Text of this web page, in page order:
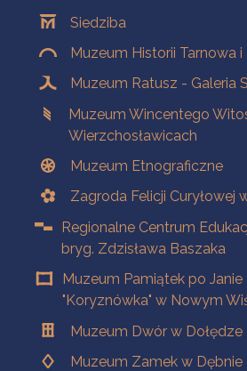
Siedziba
Muzeum Historii Tarnowa i
Muzeum Ratusz - Galeria
Muzeum Wincentego
Wierzchosławicach
Muzeum Etnograficzne
Zagroda Felicji Curyłowej
Regionalne Centrum
bryg. Zdzisława Baszaka
Muzeum Pamiątek po
"Koryznówka" w Nowym
Muzeum Dwór w Dołędze
Muzeum Zamek w Dębnie